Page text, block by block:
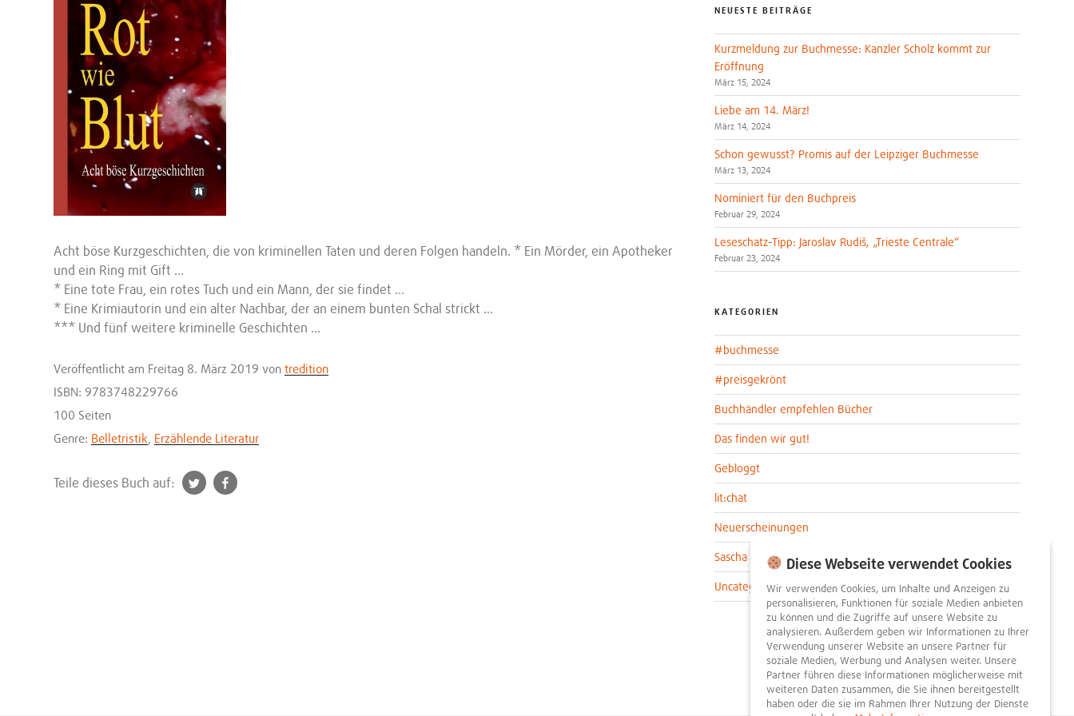
Acht böse Kurzgeschichten, die von kriminellen Taten und deren Folgen handeln. * Ein Mörder, ein Apotheker
und ein Ring mit Gift …
* Eine tote Frau, ein rotes Tuch und ein Mann, der sie findet …
* Eine Krimiautorin und ein alter Nachbar, der an einem bunten Schal strickt …
*** Und fünf weitere kriminelle Geschichten …
Veröffentlicht am Freitag 8. März 2019 vontredition
ISBN: 9783748229766
100 Seiten
Genre: Belletristik Erzählende Literatur
Teile dieses Buch auf:
t
f
NEUESTE BEITRÄGE
Kurzmeldung zur Buchmesse: Kanzler Scholz kommt zur
Eröffnung
März 15, 2024
Liebe am 14. März!
März 14, 2024
Schon gewusst? Promis auf der Leipziger Buchmesse
März 13, 2024
Nominiert für den Buchpreis
Februar 29, 2024
Leseschatz-Tipp: Jaroslav Rudiš, „Trieste Centrale“
Februar 23, 2024
KATEGORIEN
#buchmesse
#preisgekrönt
Buchhändler empfehlen Bücher
Das finden wir gut!
Gebloggt
lit:chat
Neuerscheinungen
Sascha im lit:blog
Uncategorized
Diese Webseite verwendet Cookies
Wir verwenden Cookies, um Inhalte und Anzeigen zu
personalisieren, Funktionen für soziale Medien anbieten
zu können und die Zugriffe auf unsere Website zu
analysieren. Außerdem geben wir Informationen zu Ihrer
Verwendung unserer Website an unsere Partner für
soziale Medien, Werbung und Analysen weiter. Unsere
Partner führen diese Informationen möglicherweise mit
weiteren Daten zusammen, die Sie ihnen bereitgestellt
haben oder die sie im Rahmen Ihrer Nutzung der Dienste